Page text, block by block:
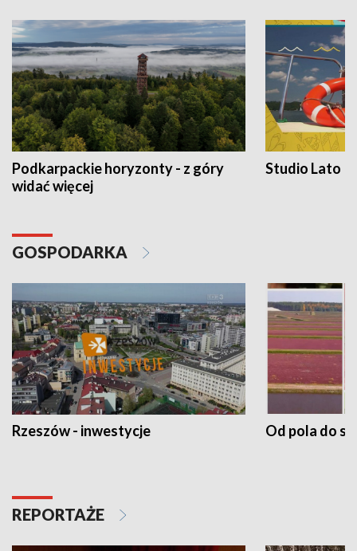
Podkarpackie horyzonty - z góry
widać więcej
Studio Lato
GOSPODARKA
Rzeszów - inwestycje Od pola do
REPORTAŻE